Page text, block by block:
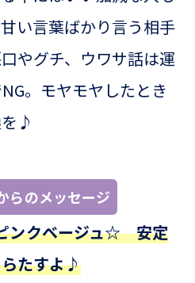
い言葉ばかり言う相手
やグチ、ウワサ話は運
。モヤモヤしたとき
を♪
らのメッセージ
ンクベージュ☆ 安定
たすよ♪